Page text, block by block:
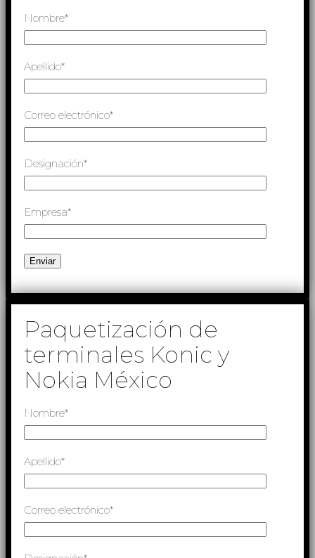
Nombre*
Apellido*
Correo electrónico*
Designación*
Empresa*
Paquetización de
terminales Konic y
Nokia México
Nombre*
Apellido*
Correo electrónico*